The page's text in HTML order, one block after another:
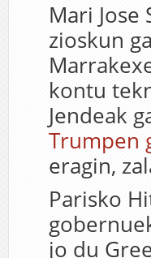
Mari
zioskun
kontu
Jendeak
Trumpen
eragin,
Parisko
jo du